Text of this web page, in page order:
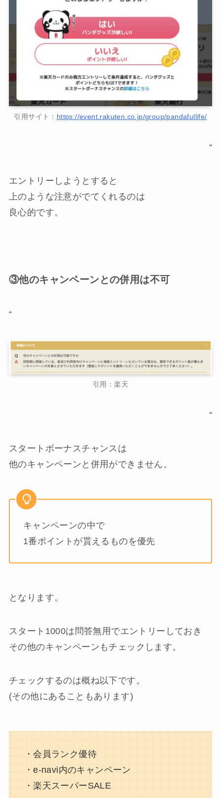
引用サイト： https://event.rakuten.co.jp/group/pandafullife/
“
エントリーしようとすると
上のような注意がでてくれるのは
良心的です。
③他のキャンペーンとの併用は不可
“
引用：楽天
“
スタートボーナスチャンスは
他のキャンペーンと併用ができません。
キャンペーンの中で
1番ポイントが貰えるものを優先
となります。
スタート1000は問答無用でエントリーしておき
その他のキャンペーンもチェックします。
チェックするのは概ね以下です。
(その他にあることもあります)
・会員ランク優待
・e-navi内のキャンペーン
・楽天スーパーSALE